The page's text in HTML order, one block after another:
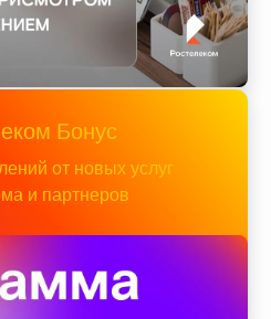
Бонус
от новых услуг
и партнеров